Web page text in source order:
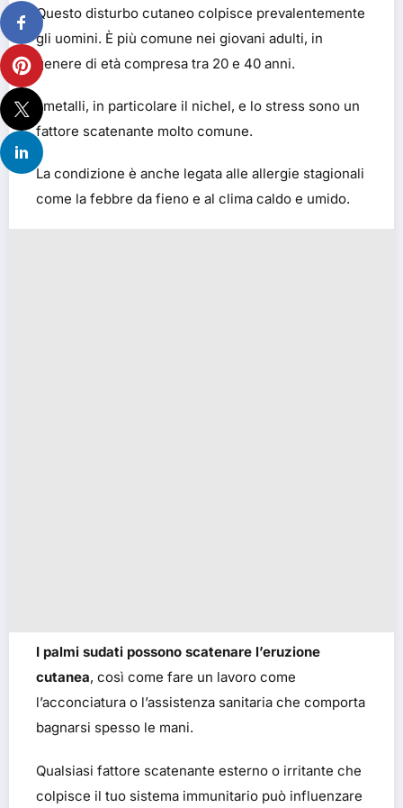
Questo disturbo cutaneo colpisce prevalentemente
gli uomini. È più comune nei giovani adulti, in
genere di età compresa tra 20 e 40 anni.
I metalli, in particolare il nichel, e lo stress sono un
fattore scatenante molto comune.
La condizione è anche legata alle allergie stagionali
come la febbre da fieno e al clima caldo e umido.
I palmi sudati possono scatenare l’eruzione
cutanea, così come fare un lavoro come
l’acconciatura o l’assistenza sanitaria che comporta
bagnarsi spesso le mani.
Qualsiasi fattore scatenante esterno o irritante che
colpisce il tuo sistema immunitario può influenzare